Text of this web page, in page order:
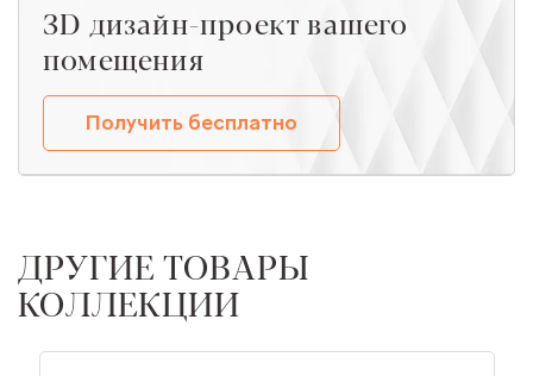
ЗD дизайн-проект вашего
помещения
Получить бесплатно
ДРУГИЕ ТОВАРЫ
КОЛЛЕКЦИИ